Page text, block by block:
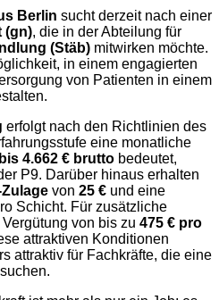
Berlin sucht derzeit nach einer
(gn), die in der Abteilung für
(Stäb) mitwirken möchte.
in einem engagierten
von Patienten in einem
erfolgt nach den Richtlinien des
eine monatliche
4.662 € brutto bedeutet,
P9. Darüber hinaus erhalten
von 25 € und eine
Schicht. Für zusätzliche
von bis zu 475 € pro
attraktiven Konditionen
attraktiv für Fachkräfte, die eine